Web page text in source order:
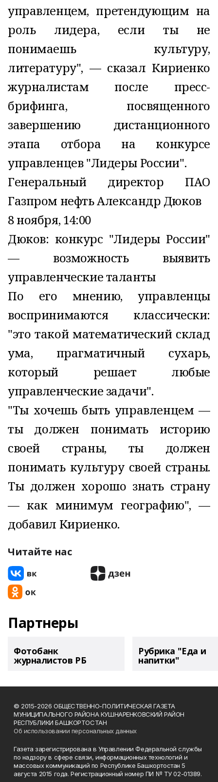
управленцем, претендующим на
роль лидера, если ты не
понимаешь культуру,
литературу", — сказал Кириенко
журналистам после пресс-
брифинга, посвященного
завершению дистанционного
этапа отбора на конкурсе
управленцев "Лидеры России".
Генеральный директор ПАО
Газпром нефть Александр Дюков
8 ноября, 14:00
Дюков: конкурс "Лидеры России"
— возможность выявить
управленческие таланты
По его мнению, управленцы
воспринимаются классически:
"это такой математический склад
ума, прагматичный сухарь,
который решает любые
управленческие задачи".
"Ты хочешь быть управленцем —
ты должен понимать историю
своей страны, ты должен
понимать культуру своей страны.
Ты должен хорошо знать страну
— как минимум географию", —
добавил Кириенко.
Читайте нас
Партнеры
Фотобанк
журналистов РБ
Рубрика "Еда и
напитки"
© 2015-2026 ОБЩЕСТВЕННО-ПОЛИТИЧЕСКАЯ ГАЗЕТА
МУНИЦИПАЛЬНОГО РАЙОНА КУШНАРЕНКОВСКИЙ РАЙОН
РЕСПУБЛИКИ БАШКОРТОСТАН
Об использовании персональных данных
Газета зарегистрирована в Управлении Федеральной службы
по надзору в сфере связи, информационных технологий и
массовых коммуникаций по Республике Башкортостан 5
августа 2015 года. Регистрационный номер ПИ № ТУ 02-01389.